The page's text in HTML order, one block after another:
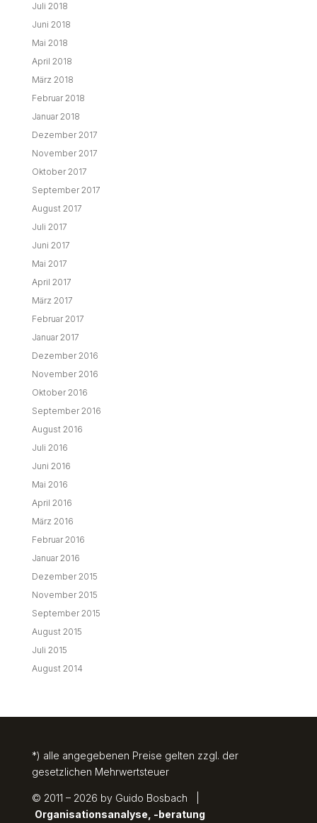
Juli 2018
Juni 2018
Mai 2018
April 2018
März 2018
Februar 2018
Januar 2018
Dezember 2017
November 2017
Oktober 2017
September 2017
August 2017
Juli 2017
Juni 2017
Mai 2017
April 2017
März 2017
Februar 2017
Januar 2017
Dezember 2016
November 2016
Oktober 2016
September 2016
August 2016
Juli 2016
Juni 2016
Mai 2016
April 2016
März 2016
Februar 2016
Januar 2016
Dezember 2015
November 2015
September 2015
August 2015
Juli 2015
August 2014
*) alle angegebenen Preise gelten zzgl. der
gesetzlichen Mehrwertsteuer
© 2011 – 2026 by Guido Bosbach |
Organisationsanalyse, -beratung